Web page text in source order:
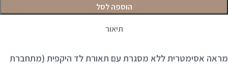
הוספה לסל
תיאור
מראה אסימטרית ללא מסגרת עם תאורת לד היקפית (מתחברת